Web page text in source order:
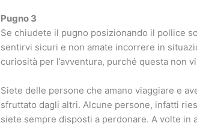
Pugno 3
Se chiudete il pugno posizionando il pollice
sentirvi sicuri e non amate incorrere in
curiosità per l’avventura, purché questa non
Siete delle persone che amano viaggiare e
sfruttato dagli altri. Alcune persone, infatti
siete sempre disposti a perdonare. A volte